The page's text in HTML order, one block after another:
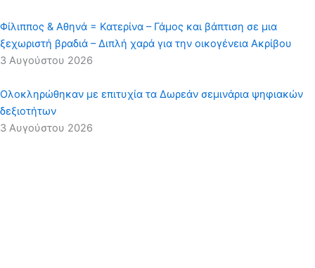
Φίλιππος & Αθηνά = Κατερίνα – Γάμος και βάπτιση σε μια
ξεχωριστή βραδιά – Διπλή χαρά για την οικογένεια Ακρίβου
3 Αυγούστου 2026
Ολοκληρώθηκαν με επιτυχία τα Δωρεάν σεμινάρια ψηφιακών
δεξιοτήτων
3 Αυγούστου 2026